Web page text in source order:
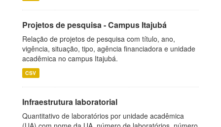
Projetos de pesquisa - Campus Itajubá
Relação de projetos de pesquisa com título, ano,
vigência, situação, tipo, agência financiadora e unidade
acadêmica no campus Itajubá.
CSV
Infraestrutura laboratorial
Quantitativo de laboratórios por unidade acadêmica